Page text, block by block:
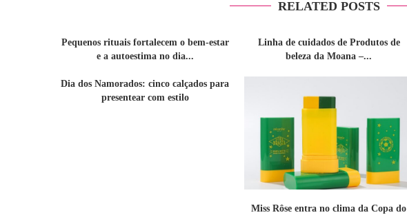
RELATED POSTS
Pequenos rituais fortalecem o bem-estar
e a autoestima no dia...
Linha de cuidados de Produtos de
beleza da Moana –...
Dia dos Namorados: cinco calçados para
presentear com estilo
Miss Rôse entra no clima da Copa do